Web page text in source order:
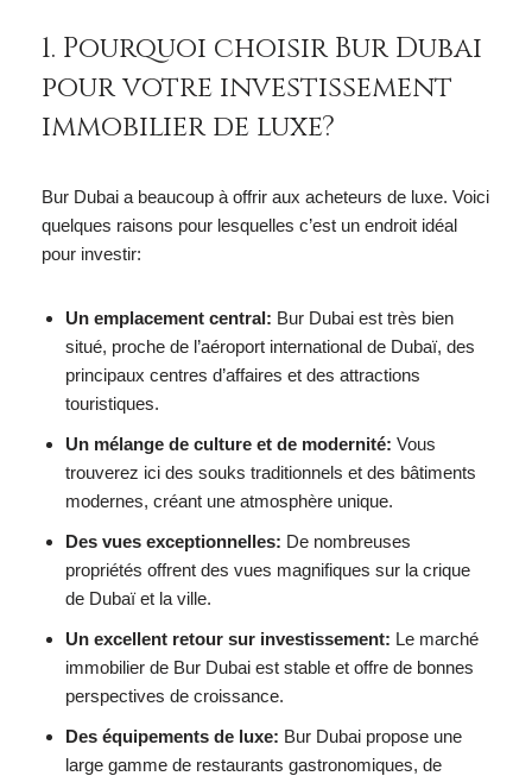
1. Pourquoi choisir Bur Dubai
pour votre investissement
immobilier de luxe?
Bur Dubai a beaucoup à offrir aux acheteurs de luxe. Voici
quelques raisons pour lesquelles c’est un endroit idéal
pour investir:
Un emplacement central: Bur Dubai est très bien
situé, proche de l’aéroport international de Dubaï, des
principaux centres d’affaires et des attractions
touristiques.
Un mélange de culture et de modernité: Vous
trouverez ici des souks traditionnels et des bâtiments
modernes, créant une atmosphère unique.
Des vues exceptionnelles: De nombreuses
propriétés offrent des vues magnifiques sur la crique
de Dubaï et la ville.
Un excellent retour sur investissement: Le marché
immobilier de Bur Dubai est stable et offre de bonnes
perspectives de croissance.
Des équipements de luxe: Bur Dubai propose une
large gamme de restaurants gastronomiques, de